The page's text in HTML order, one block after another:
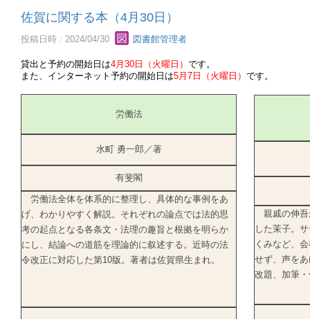
佐賀に関する本（4月30日）
投稿日時 : 2024/04/30 図書館管理者
貸出と予約の開始日は4月30日（火曜日） です。
また、インターネット予約の開始日は5月7日（火曜日） です。
労働法
水町 勇一郎／著
有斐閣
労働法全体を体系的に整理し、具体的な事例をあ
げ、わかりやすく解説。それぞれの論点では法的思
考の起点となる各条文・法理の趣旨と根拠を明らか
にし、結論への道筋を理論的に叙述する。近時の法
令改正に対応した第10版。著者は佐賀県生まれ。
親戚の伸吾
した茉子。
くみなど、
せず、声を
改題、加筆